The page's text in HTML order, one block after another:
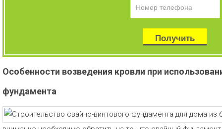
Особенности возведения кровли при
фундамента